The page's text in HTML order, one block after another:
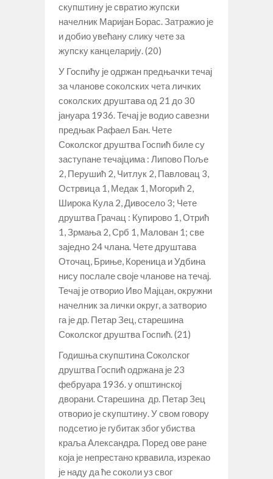
скупштину је свратио жупски
начелник Маријан Борас. Затражио је
и добио увећану слику чете за
жупску канцеларију. (20)
У Госпићу је одржан предњачки течај
за чланове соколских чета личких
соколских друштава од 21 до 30
јануара 1936. Течај је водио савезни
предњак Рафаел Бан. Чете
Соколског друштва Госпић биле су
заступане течајцима : Липово Поље
2, Перушић 2, Читлук 2, Павловац 3,
Острвица 1, Медак 1, Могорић 2,
Широка Кула 2, Дивосело 3; Чете
друштва Грачац : Купирово 1, Отрић
1, Зрмања 2, Срб 1, Малован 1; све
заједно 24 члана. Чете друштава
Оточац, Бриње, Кореница и Удбина
нису послале своје чланове на течај.
Течај је отворио Иво Мајцан, окружни
начелник за лички округ, а затворио
га је др. Петар Зец, старешина
Соколског друштва Госпић. (21)
Годишња скупштина Соколског
друштва Госпић одржана је 23
фебруара 1936. у општинској
дворани. Старешина др. Петар Зец
отворио је скупштину. У свом говору
подсетио је губитак због убиства
краља Александра. Поред ове ране
која је непрестано крвавила, изрекао
је наду да ће соколи уз свог